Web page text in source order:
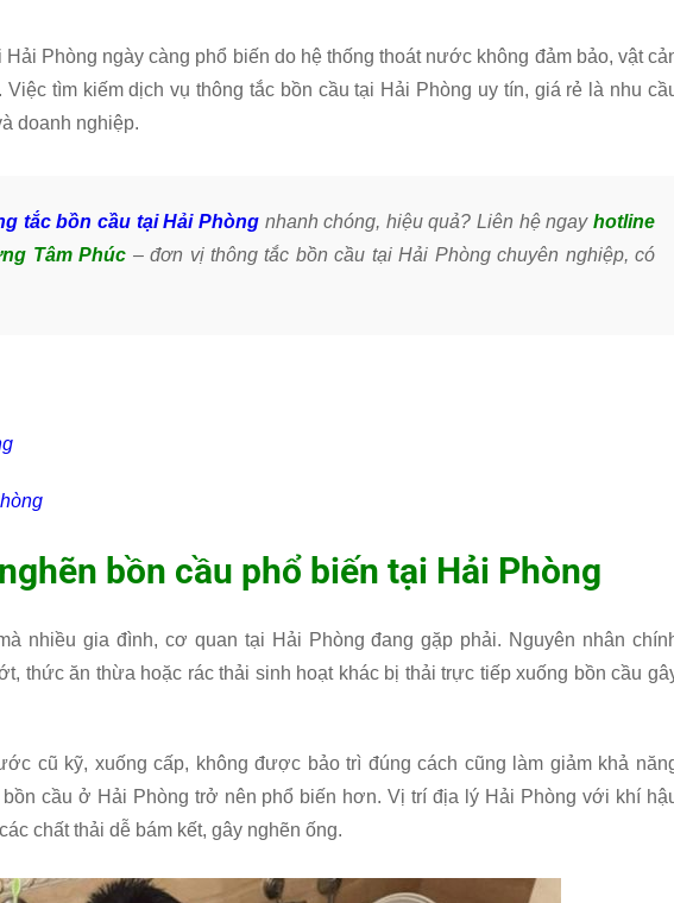
Phòng ngày càng phổ biến do hệ thống thoát nước không đảm bảo, vật
tìm kiếm dịch vụ thông tắc bồn cầu tại Hải Phòng uy tín, giá rẻ là nhu
doanh nghiệp.
tắc bồn cầu tại Hải Phòngnhanh chóng, hiệu quả? Liên hệ ngayhotline
Tâm Phúc – đơn vị thông tắc bồn cầu tại Hải Phòng chuyên nghiệp, có
bồn cầu phổ biến tại Hải Phòng
nhiều gia đình, cơ quan tại Hải Phòng đang gặp phải. Nguyên nhân
thức ăn thừa hoặc rác thải sinh hoạt khác bị thải trực tiếp xuống bồn cầu
cũ kỹ, xuống cấp, không được bảo trì đúng cách cũng làm giảm khả
cầu ở Hải Phòng trở nên phổ biến hơn. Vị trí địa lý Hải Phòng với khí
chất thải dễ bám kết, gây nghẽn ống.